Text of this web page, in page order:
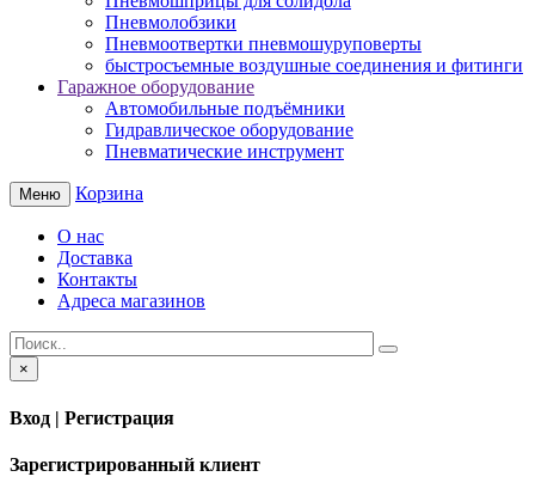
Пневмолобзики
Пневмоотвертки пневмошуруповерты
быстросъемные воздушные соединения и фитинги
Гаражное оборудование
Автомобильные подъёмники
Гидравлическое оборудование
Пневматические инструмент
Меню Корзина
О нас
Доставка
Контакты
Адреса магазинов
×
Вход | Регистрация
Зарегистрированный клиент